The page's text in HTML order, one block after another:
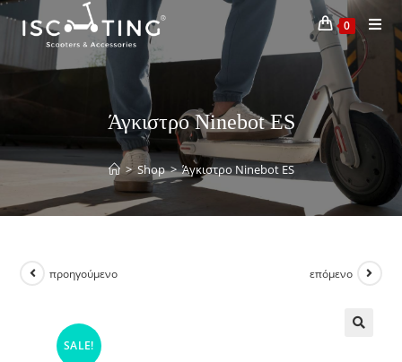
0
Άγκιστρο Ninebot ES
> Shop > Άγκιστρο Ninebot ES
SALE!
προηγούμενο επόμενο